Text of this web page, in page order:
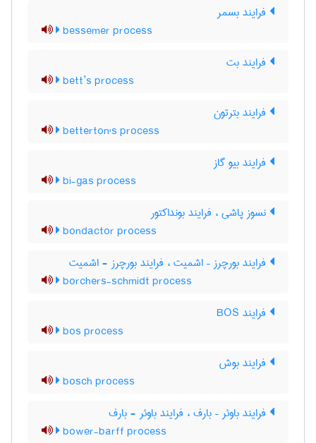
فرایند بسمر
bessemer process
فرایند بت
bett’s process
فرایند بترتون
betterton's process
فرایند بیو گاز
bi-gas process
نسوز پاشی ، فرایند بونداکتور
bondactor process
فرایند بورچرز – اشمیت ، فرایند بورچرز - اشمیت
borchers-schmidt process
فرایند BOS
bos process
فرایند بوش
bosch process
فرایند باوئر – بارف ، فرایند باوئر - بارف
bower-barff process